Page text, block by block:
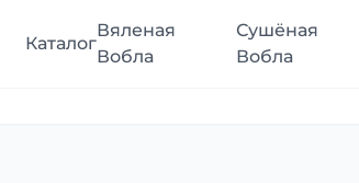
Каталог
Вяленая
Вобла
Сушёная
Вобла